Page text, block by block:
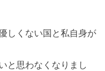
しくない国と私自身が
と思わなくなりまし